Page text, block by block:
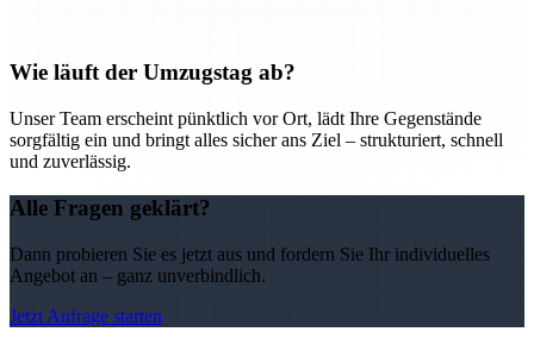
Wie läuft der Umzugstag ab?
Unser Team erscheint pünktlich vor Ort, lädt Ihre Gegenstände
sorgfältig ein und bringt alles sicher ans Ziel – strukturiert, schnell
und zuverlässig.
Alle Fragen geklärt?
Dann probieren Sie es jetzt aus und fordern Sie Ihr individuelles
Angebot an – ganz unverbindlich.
Jetzt Anfrage starten